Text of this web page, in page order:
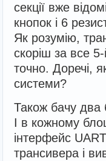
секції вже
кнопок і 6
Як розумію,
скоріш за все
точно. Доречі,
системи?
Також бачу два
І в кожному
інтерфейс
трансивера і